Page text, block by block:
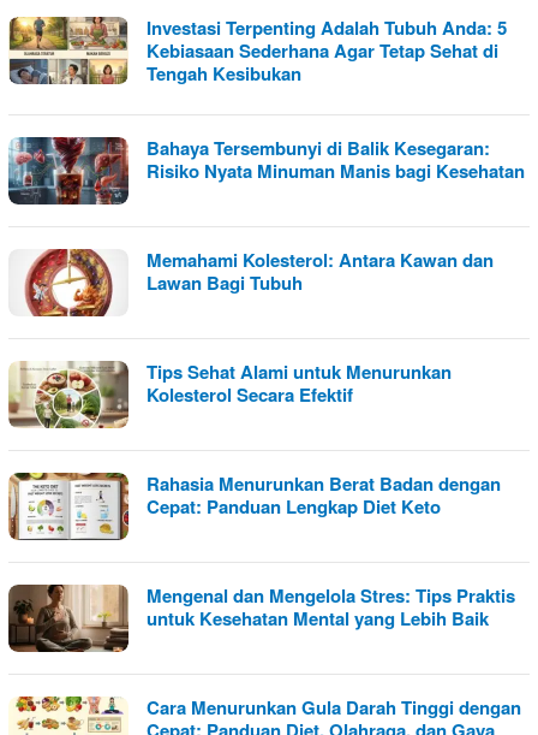
Investasi Terpenting Adalah Tubuh Anda: 5
Kebiasaan Sederhana Agar Tetap Sehat di
Tengah Kesibukan
Bahaya Tersembunyi di Balik Kesegaran:
Risiko Nyata Minuman Manis bagi Kesehatan
Memahami Kolesterol: Antara Kawan dan
Lawan Bagi Tubuh
Tips Sehat Alami untuk Menurunkan
Kolesterol Secara Efektif
Rahasia Menurunkan Berat Badan dengan
Cepat: Panduan Lengkap Diet Keto
Mengenal dan Mengelola Stres: Tips Praktis
untuk Kesehatan Mental yang Lebih Baik
Cara Menurunkan Gula Darah Tinggi dengan